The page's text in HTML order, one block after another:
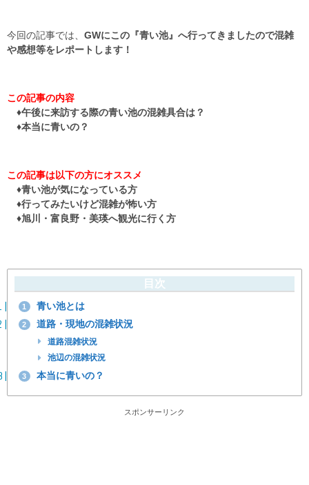
今回の記事では、 GWにこの『青い池』へ行ってきましたので混雑
や感想等をレポートします！
この記事の内容
♦午後に来訪する際の青い池の混雑具合は？
♦本当に青いの？
この記事は以下の方にオススメ
♦青い池が気になっている方
♦行ってみたいけど混雑が怖い方
♦旭川・富良野・美瑛へ観光に行く方
目次
1 青い池とは
2 道路・現地の混雑状況
道路混雑状況
池辺の混雑状況
3 本当に青いの？
スポンサーリンク